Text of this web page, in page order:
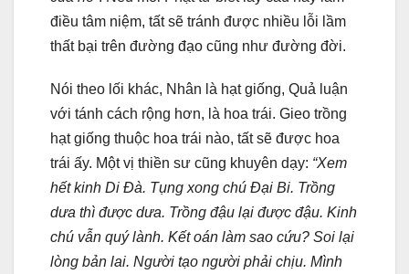
điều tâm niệm, tất sẽ tránh được nhiều lỗi lầm
thất bại trên đường đạo cũng như đường đời.
Nói theo lối khác, Nhân là hạt giống, Quả luận
với tánh cách rộng hơn, là hoa trái. Gieo trồng
hạt giống thuộc hoa trái nào, tất sẽ được hoa
trái ấy. Một vị thiền sư cũng khuyên dạy: “Xem
hết kinh Di Ðà. Tụng xong chú Ðại Bi. Trồng
dưa thì được dưa. Trồng đậu lại được đậu. Kinh
chú vẫn quý lành. Kết oán làm sao cứu? Soi lại
lòng bản lai. Người tạo người phải chịu. Mình